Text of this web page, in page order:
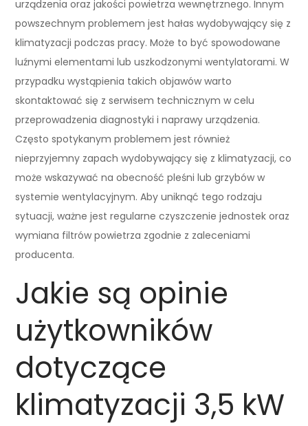
urządzenia oraz jakości powietrza wewnętrznego. Innym
powszechnym problemem jest hałas wydobywający się z
klimatyzacji podczas pracy. Może to być spowodowane
luźnymi elementami lub uszkodzonymi wentylatorami. W
przypadku wystąpienia takich objawów warto
skontaktować się z serwisem technicznym w celu
przeprowadzenia diagnostyki i naprawy urządzenia.
Często spotykanym problemem jest również
nieprzyjemny zapach wydobywający się z klimatyzacji, co
może wskazywać na obecność pleśni lub grzybów w
systemie wentylacyjnym. Aby uniknąć tego rodzaju
sytuacji, ważne jest regularne czyszczenie jednostek oraz
wymiana filtrów powietrza zgodnie z zaleceniami
producenta.
Jakie są opinie
użytkowników
dotyczące
klimatyzacji 3,5 kW